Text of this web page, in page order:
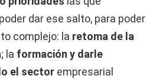
dar ese salto, para poder
complejo: la retoma de la
; la formación y darle
el sector empresarial